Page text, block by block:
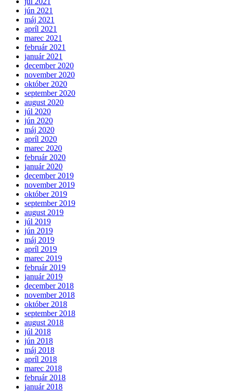
jún 2021
máj 2021
apríl 2021
marec 2021
február 2021
január 2021
december 2020
november 2020
október 2020
september 2020
august 2020
júl 2020
jún 2020
máj 2020
apríl 2020
marec 2020
február 2020
január 2020
december 2019
november 2019
október 2019
september 2019
august 2019
júl 2019
jún 2019
máj 2019
apríl 2019
marec 2019
február 2019
január 2019
december 2018
november 2018
október 2018
september 2018
august 2018
júl 2018
jún 2018
máj 2018
apríl 2018
marec 2018
február 2018
január 2018